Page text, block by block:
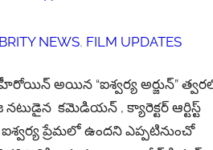
NEWS, FILM UPDATES
హీరోయిన్ అయిన “ఐశ్వర్య అర్జున్”
నటుడైన కమెడియన్ , క్యారెక్టర్ ఆర్టిస్ట్
ప్రేమలో ఉందని ఎప్పటినుంచో